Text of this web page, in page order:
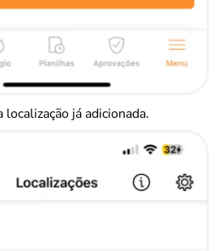
já adicionada.